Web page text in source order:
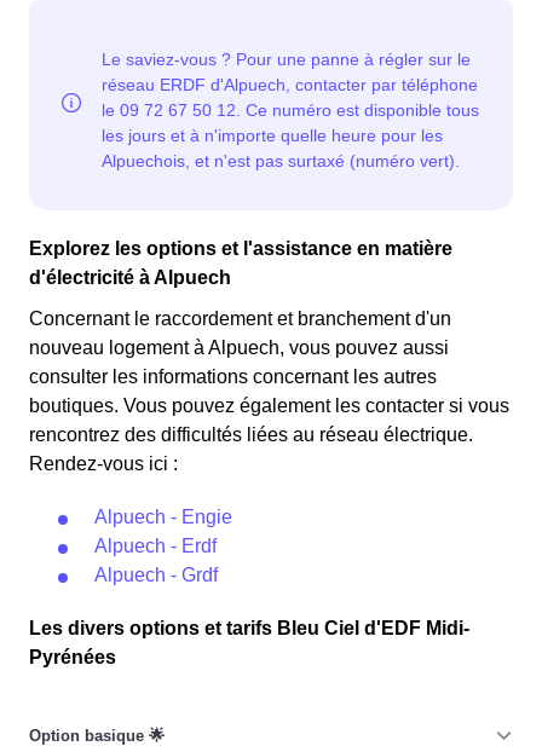
Explorez les options et l'assistance en matière
d'électricité à Alpuech
Concernant le raccordement et branchement d'un
nouveau logement à Alpuech, vous pouvez aussi
consulter les informations concernant les autres
boutiques. Vous pouvez également les contacter si vous
rencontrez des difficultés liées au réseau électrique.
Rendez-vous ici :
Alpuech - Engie
Alpuech - Erdf
Alpuech - Grdf
Les divers options et tarifs Bleu Ciel d'EDF Midi-
Pyrénées